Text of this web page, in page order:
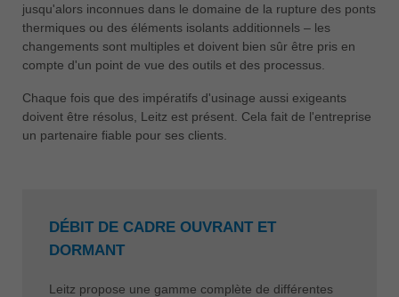
中国
中文
ประเทศไทย
ไทย
Україна
yкраїнська
jusqu'alors inconnues dans le domaine de la rupture des ponts
thermiques ou des éléments isolants additionnels – les
changements sont multiples et doivent bien sûr être pris en
compte d'un point de vue des outils et des processus.
Chaque fois que des impératifs d'usinage aussi exigeants
doivent être résolus, Leitz est présent. Cela fait de l'entreprise
un partenaire fiable pour ses clients.
DÉBIT DE CADRE OUVRANT ET
DORMANT
Leitz propose une gamme complète de différentes